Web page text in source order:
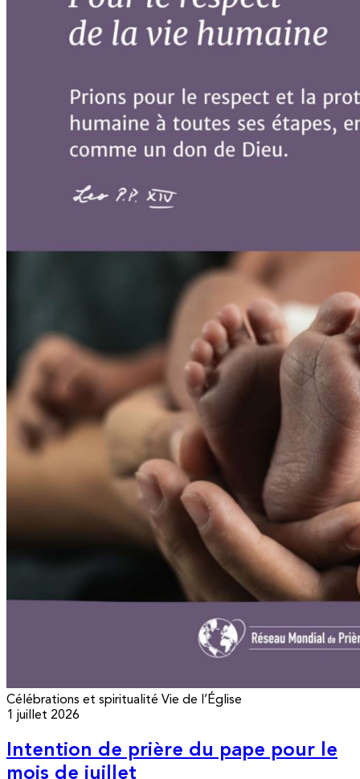
Célébrations et spiritualité Vie de l’Église
1 juillet 2026
Intention de prière du pape pour le
mois de juillet